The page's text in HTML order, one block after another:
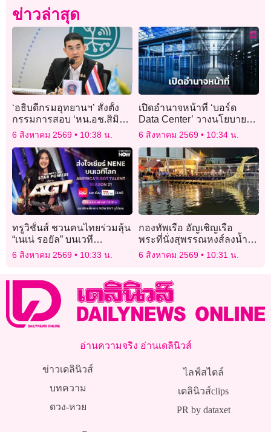
ข่าวล่าสุด
‘อธิบดีกรมอุทยานฯ’ สั่งตั้ง
กรรมการสอบ ‘หน.อช.สิมิ
ลัน’ ปมอนุญาตคณะ ‘วีระ’
6 สิงหาคม 2569 10:38 น.
เปิดอำนาจหน้าที่ ‘บอร์ด
Data Center’ วางนโยบาย
ทิศทางการลงทุน
6 สิงหาคม 2569 10:34 น.
ทรูวิชั่นส์ ชวนคนไทยร่วมลุ้น
“เนเน่ รอยัล” บนเวที
AMERICA’S GOT TALENT
6 สิงหาคม 2569 10:33 น.
กองทัพเรือ อัญเชิญเรือ
พระที่นั่งสุพรรณหงส์ลงน้ำ
เตรียมจัดขบวนพยุหยาตรา
6 สิงหาคม 2569 10:31 น.
อ่านความจริง อ่านเดลินิวส์
ข่าวเดลินิวส์
บทความ
ดวง-หวย
ไลฟ์สไตล์
เดลินิวส์clips
PR by dataxet